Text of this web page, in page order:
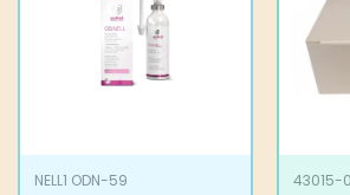
NELL1 ODN-59 43015-